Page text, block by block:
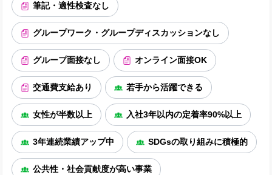
筆記・適性検査なし
グループワーク・グループディスカッションなし
グループ面接なし オンライン面接OK
交通費支給あり 若手から活躍できる
女性が半数以上 入社3年以内の定着率90%以上
3年連続業績アップ中 SDGsの取り組みに積極的
公共性・社会貢献度が高い事業